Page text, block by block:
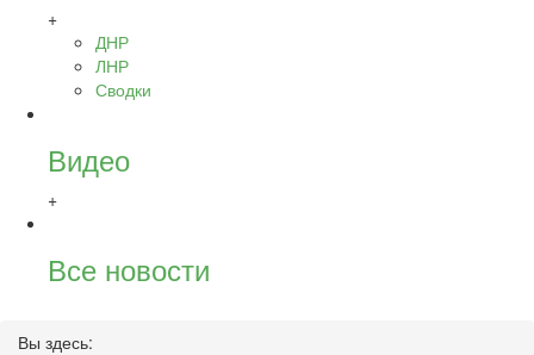
+
ДНР
ЛНР
Сводки
Видео
+
Все новости
Вы здесь: